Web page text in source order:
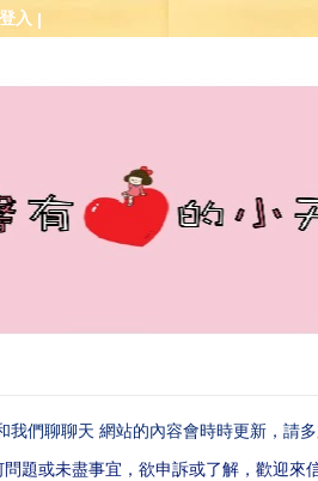
登入 |
們聊聊天 網站的內容會時時更新，請
題或未盡事宜，欲申訴或了解，歡迎來